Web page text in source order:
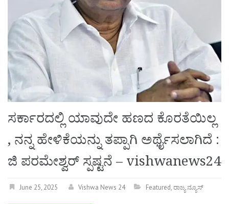
ಸರ್ಕಾರದಲ್ಲಿ ಯಾವುದೇ ಹಣದ ಕೊರತೆಯಿಲ್ಲ
, ನನ್ನ ಹೇಳಿಕೆಯನ್ನು ತಪ್ಪಾಗಿ ಅರ್ಥೈಸಲಾಗಿದೆ :
ಜಿ ಪರಮೇಶ್ವರ್ ಸ್ಪಷ್ಟನೆ – vishwanews24
June 25, 2025 Vishwa News 24 Featured,ರಾಜ್ಯ ನ್ಯೂಸ್